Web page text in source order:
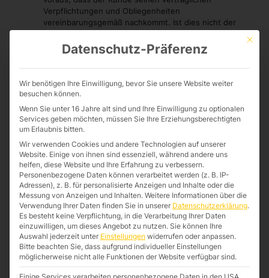
Verpflichtungen und Obliegenheiten
vereinbarungsgemäß nachkommt. Ist dies nicht der
sei denn, wir haben die Verzögerung zu vertreten.
Verbindliche Liefertermine oder -fristen bedürfen zu
ihrer Wirksamkeit der schriftlichen Bestätigung durch
uns.
Die Einhaltung der Lieferzeit steht unter dem
Selbstbelieferung. Sofern wir verbindliche
Lieferfristen aus Gründen, die wir nicht zu vertreten
Ware), werden wir den Kunden hierüber unverzüglich
informieren und gleichzeitig die voraussichtliche neue
Lieferfrist mitteilen. Ist die Ware auch innerhalb der
neuen Lieferfrist nicht verfügbar, sind wir berechtigt,
ganz oder teilweise vom Vertrag zurückzutreten; eine
bereits erbrachte Gegenleistung des Kunden werden
wir unverzüglich erstatten. Als Fall der
Nichtverfügbarkeit der Ware in diesem Sinne gilt
insbesondere die nicht rechtzeitige Selbstbelieferung
oder Leistung durch unseren Zulieferer bzw.
Subunternehmer, wenn wir ein kongruentes
Deckungsgeschäft abgeschlossen haben, weder uns
Mit
Datenschutz-Präferenz
Wir benötigen Ihre Einwilligung, bevor Sie unsere Website weiter
besuchen können.
Wenn Sie unter 16 Jahre alt sind und Ihre Einwilligung zu optionalen
Services geben möchten, müssen Sie Ihre Erziehungsberechtigten
um Erlaubnis bitten.
Wir verwenden Cookies und andere Technologien auf unserer
Website. Einige von ihnen sind essenziell, während andere uns
helfen, diese Website und Ihre Erfahrung zu verbessern.
Personenbezogene Daten können verarbeitet werden (z. B. IP-
Adressen), z. B. für personalisierte Anzeigen und Inhalte oder die
Messung von Anzeigen und Inhalten. Weitere Informationen über die
Verwendung Ihrer Daten finden Sie in unserer Datenschutzerklärung.
Es besteht keine Verpflichtung, in die Verarbeitung Ihrer Daten
einzuwilligen, um dieses Angebot zu nutzen. Sie können Ihre
Auswahl jederzeit unter Einstellungen widerrufen oder anpassen.
Bitte beachten Sie, dass aufgrund individueller Einstellungen
möglicherweise nicht alle Funktionen der Website verfügbar sind.